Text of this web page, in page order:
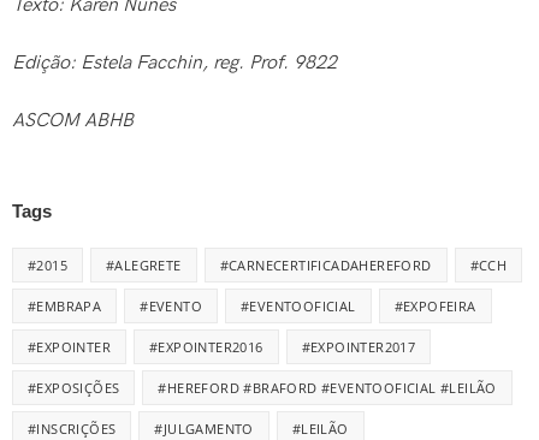
Texto: Karen Nunes
Edição: Estela Facchin, reg. Prof. 9822
ASCOM ABHB
Tags
#2015 #ALEGRETE #CARNECERTIFICADAHEREFORD #CCH
#EMBRAPA #EVENTO #EVENTOOFICIAL #EXPOFEIRA
#EXPOINTER #EXPOINTER2016 #EXPOINTER2017
#EXPOSIÇÕES #HEREFORD #BRAFORD #EVENTOOFICIAL #LEILÃO
#INSCRIÇÕES #JULGAMENTO #LEILÃO